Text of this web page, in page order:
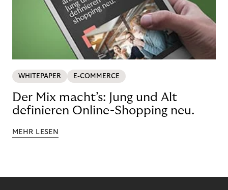
WHITEPAPER E-COMMERCE
Der Mix macht’s: Jung und Alt
definieren Online-Shopping neu.
MEHR LESEN